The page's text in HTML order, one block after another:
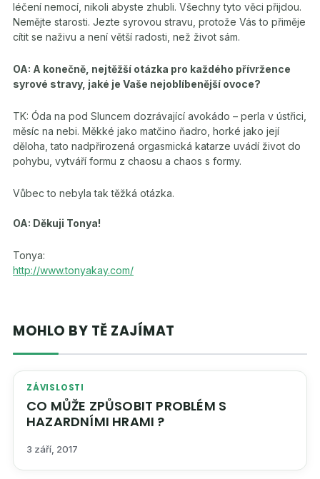
léčení nemocí, nikoli abyste zhubli. Všechny tyto věci přijdou.
Nemějte starosti. Jezte syrovou stravu, protože Vás to přiměje
cítit se naživu a není větší radosti, než život sám.
OA: A konečně, nejtěžší otázka pro každého přívržence
syrové stravy, jaké je Vaše nejoblíbenější ovoce?
TK: Óda na pod Sluncem dozrávající avokádo – perla v ústřici,
měsíc na nebi. Měkké jako matčino ňadro, horké jako její
děloha, tato nadpřirozená orgasmická katarze uvádí život do
pohybu, vytváří formu z chaosu a chaos s formy.
Vůbec to nebyla tak těžká otázka.
OA: Děkuji Tonya!
Tonya:
http://www.tonyakay.com/
MOHLO BY TĚ ZAJÍMAT
ZÁVISLOSTI
CO MŮŽE ZPŮSOBIT PROBLÉM S
HAZARDNÍMI HRAMI ?
3 září, 2017